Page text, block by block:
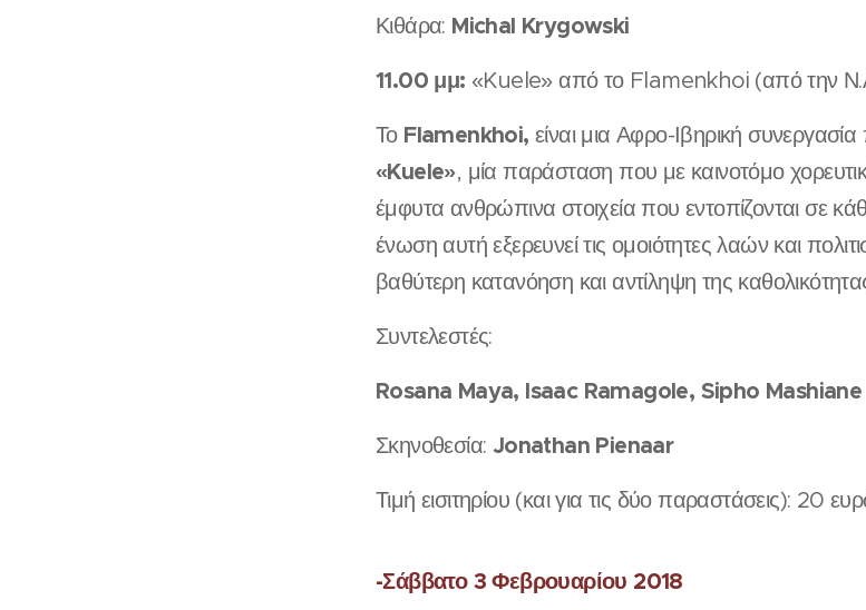
Κιθάρα: Michal Krygowski
11.00 μμ: «Kuele» από το Flamenkhoi (από την
Το Flamenkhoi, είναι μια Αφρο-Ιβηρική
«Kuele», μία παράσταση που με καινοτόμο
έμφυτα ανθρώπινα στοιχεία που εντοπίζονται σε
ένωση αυτή εξερευνεί τις ομοιότητες λαών και
βαθύτερη κατανόηση και αντίληψη της
Συντελεστές:
Rosana Maya, Isaac Ramagole, Sipho Mashiane
Σκηνοθεσία: Jonathan Pienaar
Τιμή εισιτηρίου (και για τις δύο παραστάσεις): 20
-Σάββατο 3 Φεβρουαρίου 2018